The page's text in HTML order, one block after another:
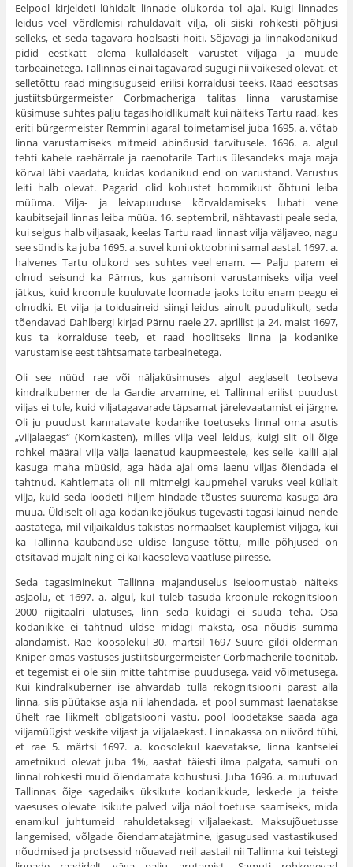
Eelpool kirjeldeti lühidalt linnade olukorda tol ajal. Kuigi linnades
leidus veel võrdlemisi rahuldavalt vilja, oli siiski rohkesti põhjusi
selleks, et seda tagavara hoolsasti hoiti. Sõjavägi ja linnakodanikud
pidid eestkätt olema küllaldaselt varustet viljaga ja muude
tarbeainetega. Tallinnas ei näi tagavarad sugugi nii väikesed olevat, et
selletõttu raad mingisugu­seid erilisi korraldusi teeks. Raad eesotsas
justiitsbürgermeister Corbmacheriga talitas linna varustamise
küsimuse suhtes palju tagasihoidliku­malt kui näiteks Tartu raad, kes
eriti bürgermeister Remmini agaral toi­metamisel juba 1695. a. võtab
linna varustamiseks mitmeid abinõusid tarvitusele. 1696. a. algul
tehti kahele raehärrale ja raenotarile Tartus ülesandeks maja maja
kõrval läbi vaadata, kuidas kodanikud end on varustand. Varustus
leiti halb olevat. Pagarid olid kohustet hommikust õhtuni leiba
müüma. Vilja- ja leivapuuduse kõrvaldamiseks lubati vene
kaubitsejail linnas leiba müüa. 16. septembril, nähtavasti peale seda,
kui selgus halb viljasaak, keelas Tartu raad linnast vilja väljaveo, nagu
see sündis ka juba 1695. a. suvel kuni oktoobrini samal aastal. 1697. a.
halvenes Tartu olukord ses suhtes veel enam. — Palju parem ei
olnud seisund ka Pärnus, kus garnisoni varustamiseks vilja veel
jätkus, kuid kroonule kuuluvate loomade jaoks toitu enam peagu ei
olnudki. Et vilja ja toiduaineid siingi leidus ainult puudulikult, seda
tõendavad Dahlbergi kirjad Pärnu raele 27. aprillist ja 24. maist 1697,
kus ta korralduse teeb, et raad hoolitseks linna ja kodanike
varustamise eest tähtsamate tarbeainetega.
Oli see nüüd rae või näljaküsimuses algul aeglaselt teotseva
kindralkuberner de la Gardie arvamine, et Tallinnal erilist puudust
viljas ei tule, kuid viljatagavarade täpsamat järelevaatamist ei järgne.
Oli ju puudust kannatavate kodanike toetuseks linnal oma asutis
„viljalaegas“ (Kornkasten), milles vilja veel leidus, kuigi siit oli õige
rohkel määral vilja välja laenatud kaupmeestele, kes selle kallil ajal
kasuga maha müüsid, aga häda ajal oma laenu viljas õiendada ei
tahtnud. Kahtlemata oli nii mitmelgi kaupmehel varuks veel küllalt
vilja, kuid seda loodeti hiljem hindade tõustes suurema kasuga ära
müüa. Üldiselt oli aga kodanike jõukus tugevasti tagasi läinud nende
aastatega, mil viljaikaldus takistas normaal­set kauplemist viljaga, kui
ka Tallinna kaubanduse üldise languse tõttu, mille põhjused on
otsitavad mujalt ning ei käi käesoleva vaatluse piiresse.
Seda tagasiminekut Tallinna majanduselus iseloomustab näiteks
asja­olu, et 1697. a. algul, kui tuleb tasuda kroonule rekognitsioon
2000 riigi­taalri ulatuses, linn seda kuidagi ei suuda teha. Osa
kodanikke ei taht­nud üldse midagi maksta, osa nõudis summa
alandamist. Rae koosolekul 30. märtsil 1697 Suure gildi olderman
Kniper omas vastuses justiitsbürgermeister Corbmacherile toonitab,
et tegemist ei ole siin mitte tahtmise puudusega, vaid võimetusega.
Kui kindralkuberner ise ähvardab tulla rekognitsiooni pärast alla
linna, siis püütakse asja nii lahendada, et pool summast laenatakse
ühelt rae liikmelt obligatsiooni vastu, pool loodetakse saada aga
viljamüügist veskite viljast ja viljalaekast. Linnakassa on niivõrd tühi,
et rae 5. märtsi 1697. a. koosolekul kaevatakse, linna kantselei
ametnikud olevat juba 1%, aastat täiesti ilma palgata, samuti on
linnal rohkesti muid õiendamata kohustusi. Juba 1696. a. muutuvad
Tallinnas õige sagedaiks üksikute kodanikkude, leskede ja teiste
vaesuses olevate isikute palved vilja näol toetuse saamiseks, mida
enamikul juhtumeid rahuldetaksegi viljalaekast. Maksujõuetusse
langemised, võlgade õiendamatajätmine, igasugused vastastikused
nõudmised ja protsessid nõuavad neil aastail nii Tallinna kui teistegi